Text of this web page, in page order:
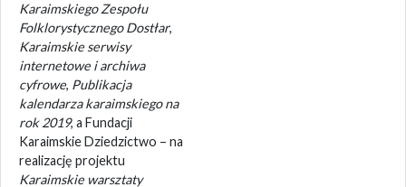
Karaimskiego Zespołu
Folklorystycznego Dostłar,
Karaimskie serwisy
internetowe i archiwa
cyfrowe, Publikacja
kalendarza karaimskiego na
rok 2019, a Fundacji
Karaimskie Dziedzictwo – na
realizację projektu
Karaimskie warsztaty